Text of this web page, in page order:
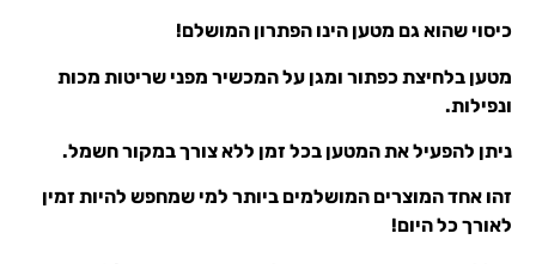
כיסוי שהוא גם מטען הינו הפתרון המושלם!
מטען בלחיצת כפתור ומגן על המכשיר מפני שריטות מכות
ונפילות.
ניתן להפעיל את המטען בכל זמן ללא צורך במקור חשמל.
זהו אחד המוצרים המושלמים ביותר למי שמחפש להיות זמין
לאורך כל היום!